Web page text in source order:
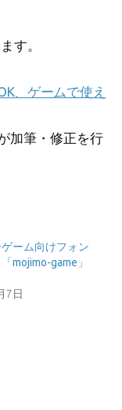
す。
、ゲームで使え
加筆・修正を行
ーム向けフォン
mojimo-game」
7日